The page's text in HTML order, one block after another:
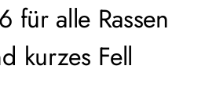
für alle Rassen
kurzes Fell